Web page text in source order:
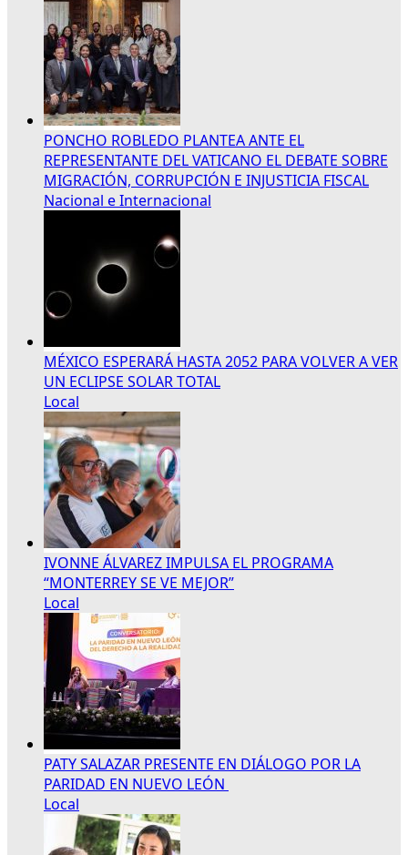
PONCHO ROBLEDO PLANTEA ANTE EL
REPRESENTANTE DEL VATICANO EL DEBATE SOBRE
MIGRACIÓN, CORRUPCIÓN E INJUSTICIA FISCAL
Nacional e Internacional
MÉXICO ESPERARÁ HASTA 2052 PARA VOLVER A VER
UN ECLIPSE SOLAR TOTAL
Local
IVONNE ÁLVAREZ IMPULSA EL PROGRAMA
“MONTERREY SE VE MEJOR”
Local
PATY SALAZAR PRESENTE EN DIÁLOGO POR LA
PARIDAD EN NUEVO LEÓN
Local